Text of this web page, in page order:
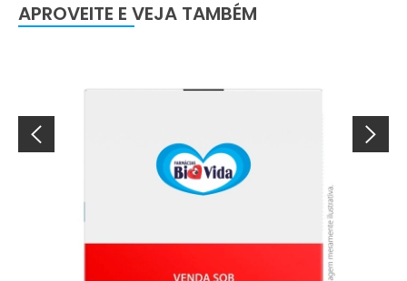
APROVEITE E VEJA TAMBÉM